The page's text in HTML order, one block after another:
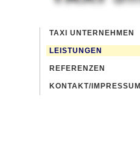
TAXI UNTERNEHMEN
LEISTUNGEN
REFERENZEN
KONTAKT/IMPRESSUM